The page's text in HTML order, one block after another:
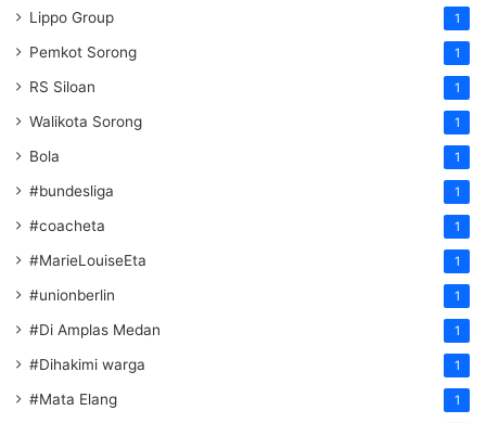
Lippo Group 1
Pemkot Sorong 1
RS Siloan 1
Walikota Sorong 1
Bola 1
#bundesliga 1
#coacheta 1
#MarieLouiseEta 1
#unionberlin 1
#Di Amplas Medan 1
#Dihakimi warga 1
#Mata Elang 1